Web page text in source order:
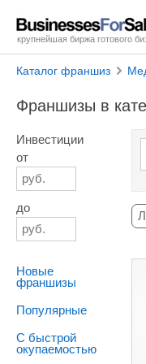
крупнейшая биржа готового
Каталог франшиз
Франшизы в
Инвестиции
от
до
Новые
франшизы
Популярные
С быстрой
окупаемостью